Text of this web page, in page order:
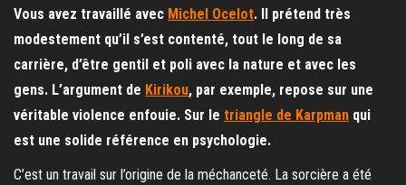
Vous avez travaillé avec Michel Ocelot. Il prétend très
modestement qu’il s’est contenté, tout le long de sa
carrière, d’être gentil et poli avec la nature et avec les
gens. L’argument de Kirikou, par exemple, repose sur une
véritable violence enfouie. Sur le triangle de Karpman qui
est une solide référence en psychologie.
C’est un travail sur l’origine de la méchanceté. La sorcière a été